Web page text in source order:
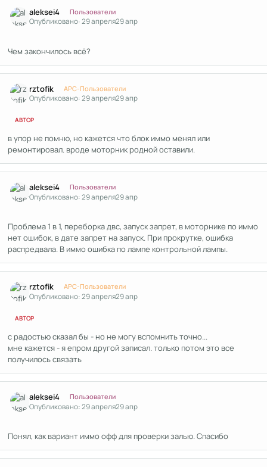
aleksei4 Пользователи
Опубликовано:29 апреля29 апр
Чем закончилось всё?
rztofik APC-Пользователи
Опубликовано:29 апреля29 апр
АВТОР
в упор не помню, но кажется что блок иммо менял или
ремонтировал. вроде моторник родной оставили.
aleksei4 Пользователи
Опубликовано:29 апреля29 апр
Проблема 1 в 1, переборка двс, запуск запрет, в моторнике по иммо
нет ошибок, в дате запрет на запуск. При прокрутке, ошибка
распредвала. В иммо ошибка по лампе контрольной лампы.
rztofik APC-Пользователи
Опубликовано:29 апреля29 апр
АВТОР
с радостью сказал бы - но не могу вспомнить точно...
мне кажется - я епром другой записал. только потом это все
получилось связать
aleksei4 Пользователи
Опубликовано:29 апреля29 апр
Понял, как вариант иммо офф для проверки залью. Спасибо